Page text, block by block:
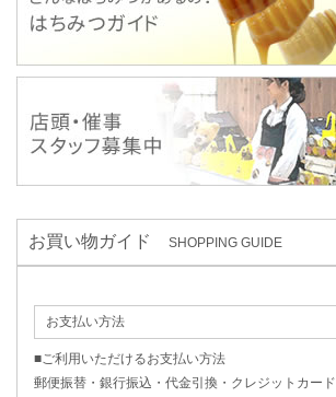
お買い物ガイド SHOPPING GUIDE
お支払い方法
■ご利用いただけるお支払い方法
郵便振替・銀行振込・代金引換・クレジットカード